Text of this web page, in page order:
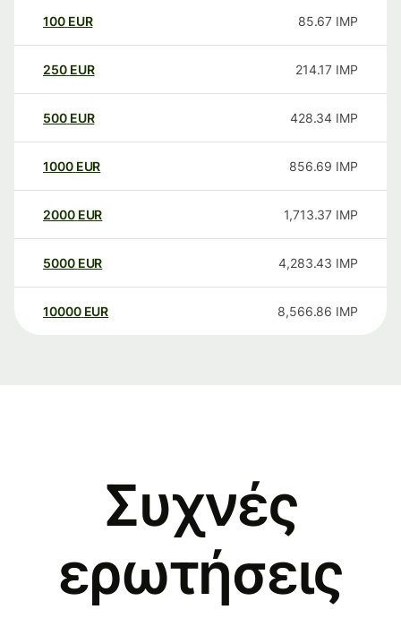
100 EUR 85.67 IMP
250 EUR 214.17 IMP
500 EUR 428.34 IMP
1000 EUR 856.69 IMP
2000 EUR 1,713.37 IMP
5000 EUR 4,283.43 IMP
10000 EUR 8,566.86 IMP
Συχνές
ερωτήσεις